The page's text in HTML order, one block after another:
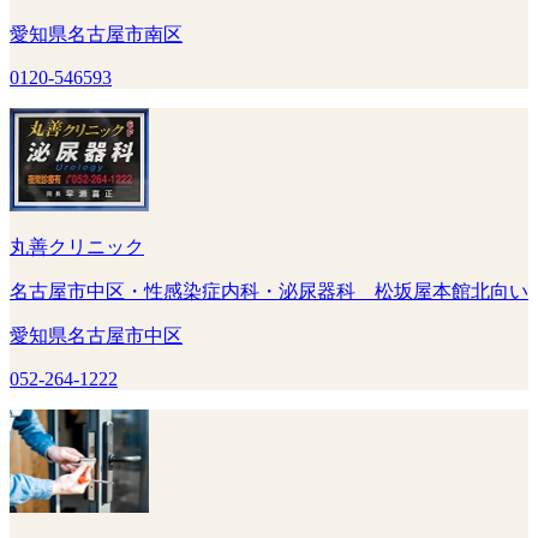
愛知県名古屋市南区
0120-546593
丸善クリニック
名古屋市中区・性感染症内科・泌尿器科 松坂屋本館北向い
愛知県名古屋市中区
052-264-1222